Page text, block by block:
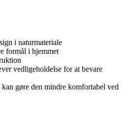
i naturmateriale
formål i hjemmet
vedligeholdelse for at bevare
gøre den mindre komfortabel ved